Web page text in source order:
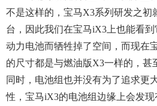
不是这样的，宝马X3系列研发之初
台，因此我们在宝马iX3上也能看
动力电池而牺牲掉了空间，而现在
的尺寸都是与燃油版X3一样的，甚
同时，电池组也并没有为了追求更
性，宝马iX3的电池组边缘上会发